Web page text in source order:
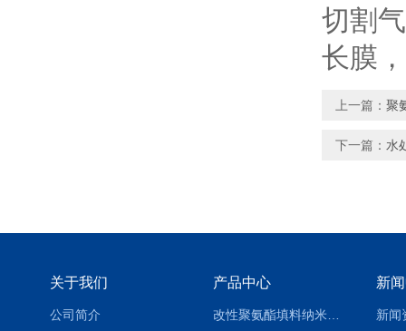
切割
长膜
上一篇： 聚
下一篇： 水
关于我们
公司简介
产品中心
改性聚氨酯填料纳米亲水生物填料 悬浮生物填料
新
新闻